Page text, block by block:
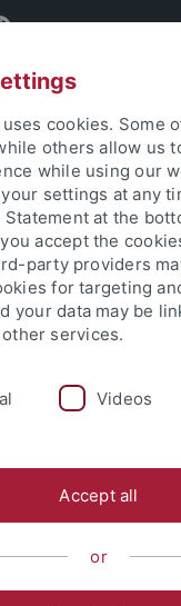
Fakultät
... Institut
15
in
ist im
2024 unter
Programme
cookies. Some
others allow us
while using our
settings at any
Statement at the
accept the
party providers
for targeting
your data may be
services.
Videos
Accept all
or